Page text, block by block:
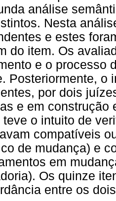
análise
Nesta
e estes
do item. Os
e o processo
Posteriormente, o
por dois
e em construção
teve o intuito de
compatíveis
de mudança) e
em
Os quinze
entre os